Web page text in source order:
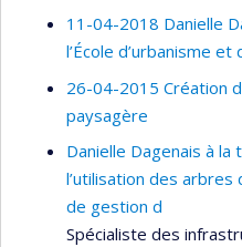
11-04-2018 Danielle
l’École d’urbanisme
26-04-2015 Création
paysagère
Danielle Dagenais à la
l’utilisation des
de gestion d
Spécialiste des